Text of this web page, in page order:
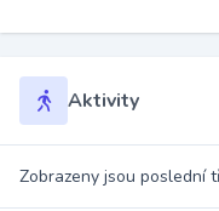
Aktivity
Zobrazeny jsou poslední